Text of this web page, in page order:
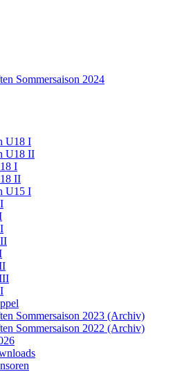
Sommersaison 2024
U18 I
U18 II
I
II
U15 I
Sommersaison 2023 (Archiv)
Sommersaison 2022 (Archiv)